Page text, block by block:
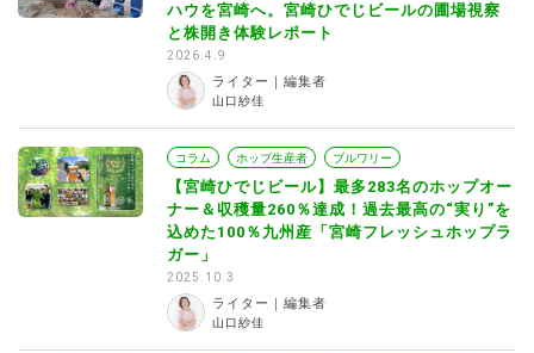
ハウを宮崎へ。宮崎ひでじビールの圃場視察
と株開き体験レポート
2026.4.9
ライター｜編集者
山口紗佳
コラム ホップ生産者 ブルワリー
【宮崎ひでじビール】最多283名のホップオー
ナー＆収穫量260％達成！過去最高の“実り”を
込めた100％九州産「宮崎フレッシュホップラ
ガー」
2025.10.3
ライター｜編集者
山口紗佳